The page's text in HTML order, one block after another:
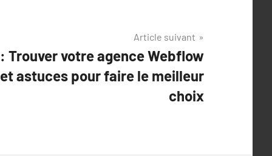
Article suivant
Trouver votre agence Webflow
astuces pour faire le meilleur
choix